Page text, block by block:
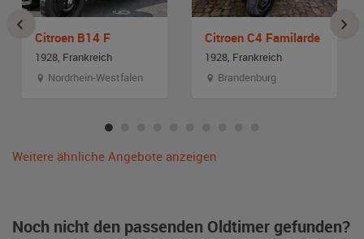
Citroen B14 F
1928, Frankreich
Nordrhein-Westfalen
Citroen C4 Familarde
1928, Frankreich
Brandenburg
Weitere ähnliche Angebote anzeigen
Noch nicht den passenden Oldtimer gefunden?